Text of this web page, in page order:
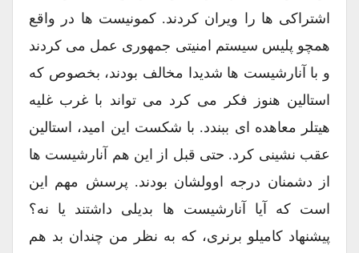
اشتراکی ها را ویران کردند. کمونیست ها در واقع
همچو پلیس سیستم امنیتی جمهوری عمل می کردند
و با آنارشیست ها شدیدا مخالف بودند، بخصوص که
استالین هنوز فکر می کرد می تواند با غرب غلیه
هیتلر معاهده ای ببندد. با شکست این امید، استالین
عقب نشینی کرد. حتی قبل از این هم آنارشیست ها
از دشمنان درجه اوولشان بودند. پرسش مهم این
است که آیا آنارشیست ها بدیلی داشتند یا نه؟
پیشنهاد کامیلو برنری، که به نظر من چندان بد هم